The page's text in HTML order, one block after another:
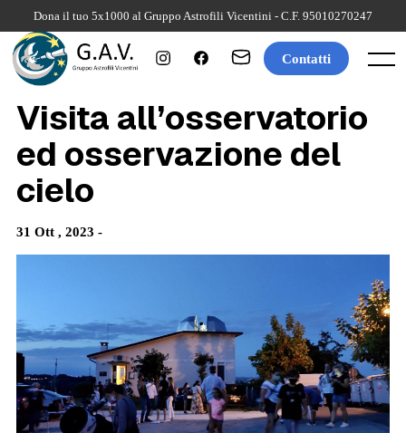
content
Dona il tuo 5x1000 al Gruppo Astrofili Vicentini - C.F. 95010270247
Menu
Contatti
Visita all’osservatorio
ed osservazione del
cielo
31 Ott , 2023 -